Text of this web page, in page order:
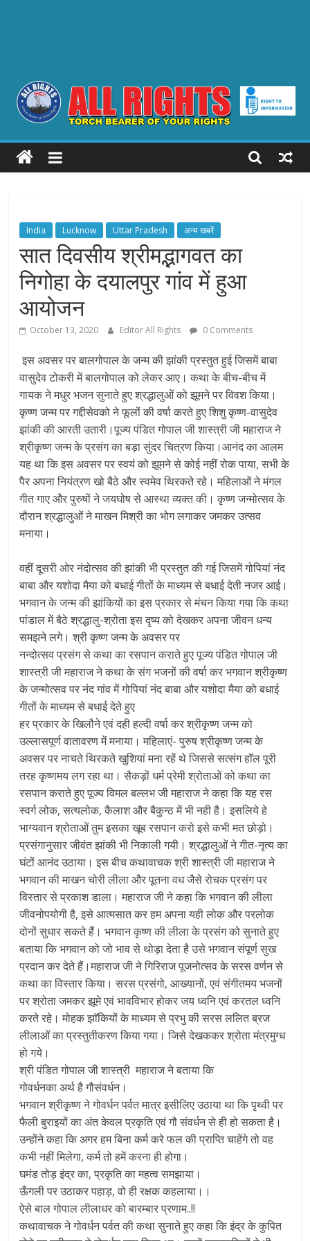
ALL
RIGHTS
Bearer
your
Rights
India Lucknow Uttar Pradesh अन्य खबरें
सात दिवसीय श्रीमद्भागवत का
निगोहा के दयालपुर गांव में हुआ
आयोजन
October 13, 2020 Editor All Rights 0 Comments
इस अवसर पर बालगोपाल के जन्म की झांकी प्रस्तुत हुई जिसमें बाबा
वासुदेव टोकरी में बालगोपाल को लेकर आए। कथा के बीच-बीच में
गायक ने मधुर भजन सुनाते हुए श्रद्धालुओं को झूमने पर विवश किया।
कृष्ण जन्म पर गद्दीसेवको ने फूलों की वर्षा करते हुए शिशु कृष्ण-वासुदेव
झांकी की आरती उतारी।पूज्य पंडित गोपाल जी शास्त्री जी महाराज ने
श्रीकृष्ण जन्म के प्रसंग का बड़ा सुंदर चित्रण किया।आनंद का आलम
यह था कि इस अवसर पर स्वयं को झूमने से कोई नहीं रोक पाया, सभी के
पैर अपना नियंत्रण खो बैठे और स्वमेव थिरकते रहे। महिलाओं ने मंगल
गीत गाए और पुरुषों ने जयघोष से आस्था व्यक्त की। कृष्ण जन्मोत्सव के
दौरान श्रद्धालुओं ने माखन मिश्री का भोग लगाकर जमकर उत्सव
मनाया।
वहीं दूसरी ओर नंदोत्सव की झांकी भी प्रस्तुत की गई जिसमें गोपियां नंद
बाबा और यशोदा मैया को बधाई गीतों के माध्यम से बधाई देती नजर आई।
भगवान के जन्म की झांकियों का इस प्रकार से मंचन किया गया कि कथा
पांडाल में बैठे श्रद्धालु-श्रोता इस दृष्य को देखकर अपना जीवन धन्य
समझने लगे। श्री कृष्ण जन्म के अवसर पर
नन्दोत्सव प्रसंग से कथा का रसपान कराते हुए पूज्य पंडित गोपाल जी
शास्त्री जी महाराज ने कथा के संग भजनों की वर्षा कर भगवान श्रीकृष्ण
के जन्मोत्सव पर नंद गांव में गोपियां नंद बाबा और यशोदा मैया को बधाई
गीतों के माध्यम से बधाई देते हुए
हर प्रकार के खिलौने एवं दही हल्दी वर्षा कर श्रीकृष्ण जन्म को
उल्लासपूर्ण वातावरण में मनाया। महिलाएं- पुरुष श्रीकृष्ण जन्म के
अवसर पर नाचते थिरकते खुशियां मना रहें थे जिससे सत्संग हॉल पूरी
तरह कृष्णमय लग रहा था। सैकड़ों धर्म प्रेमी श्रोताओं को कथा का
रसपान कराते हुए पूज्य विमल बल्लभ जी महाराज ने कहा कि यह रस
स्वर्ग लोक, सत्यलोक, कैलाश और बैकुन्ठ में भी नही है। इसलिये हे
भाग्यवान श्रोताओं तुम इसका खूब रसपान करो इसे कभी मत छोड़ो।
प्रसंगानुसार जीवंत झांकी भी निकाली गयी। श्रद्धालुओं ने गीत-नृत्य का
घंटों आनंद उठाया। इस बीच कथावाचक श्री शास्त्री जी महाराज ने
भगवान की माखन चोरी लीला और पूतना वध जैसे रोचक प्रसंग पर
विस्तार से प्रकाश डाला। महाराज जी ने कहा कि भगवान की लीला
जीवनोपयोगी है, इसे आत्मसात कर हम अपना यही लोक और परलोक
दोनों सुधार सकते हैं। भगवान कृष्ण की लीला के प्रसंग को सुनाते हुए
बताया कि भगवान को जो भाव से थोड़ा देता है उसे भगवान संपूर्ण सुख
प्रदान कर देते हैं।महाराज जी ने गिरिराज पूजनोत्सव के सरस वर्णन से
कथा का विस्तार किया। सरस प्रसंगो, आख्यानों, एवं संगीतमय भजनों
पर श्रोता जमकर झूमे एवं भावविभार होकर जय ध्वनि एवं करतल ध्वनि
करते रहे। मोहक झाॅकियों के माध्यम से प्रभु की सरस ललित ब्रज
लीलाओं का प्रस्तुतीकरण किया गया। जिसे देखककर श्रोता मंत्रमुग्ध
हो गये।
श्री पंडित गोपाल जी शास्त्री महाराज ने बताया कि
गोवर्धनका अर्थ है गौसंवर्धन।
भगवान श्रीकृष्ण ने गोवर्धन पर्वत मात्र इसीलिए उठाया था कि पृथ्वी पर
फैली बुराइयों का अंत केवल प्रकृति एवं गौ संवर्धन से ही हो सकता है।
उन्होंने कहा कि अगर हम बिना कर्म करे फल की प्राप्ति चाहेंगे तो वह
कभी नहीं मिलेगा, कर्म तो हमें करना ही होगा।
घमंड तोड़ इंद्र का, प्रकृति का महत्व समझाया।
ऊँगली पर उठाकर पहाड़, वो ही रक्षक कहलाया।।
ऐसे बाल गोपाल लीलाधर को बारम्बार प्रणाम..!!
कथावाचक ने गोवर्धन पर्वत की कथा सुनाते हुए कहा कि इंद्र के कुपित